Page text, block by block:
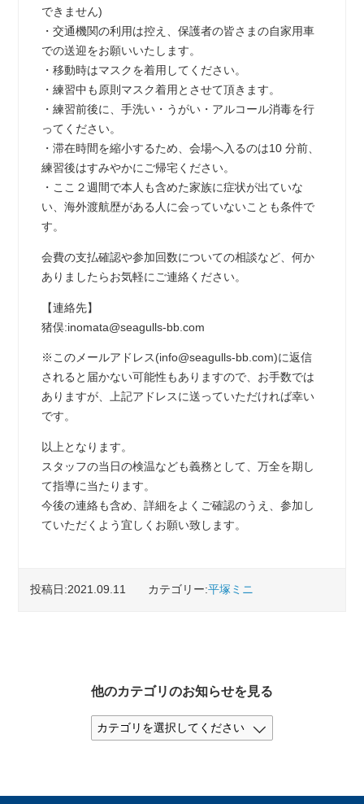
できません)
・交通機関の利用は控え、保護者の皆さまの自家用車
での送迎をお願いいたします。
・移動時はマスクを着用してください。
・練習中も原則マスク着用とさせて頂きます。
・練習前後に、手洗い・うがい・アルコール消毒を行
ってください。
・滞在時間を縮小するため、会場へ入るのは10 分前、
練習後はすみやかにご帰宅ください。
・ここ２週間で本人も含めた家族に症状が出ていな
い、海外渡航歴がある人に会っていないことも条件で
す。
会費の支払確認や参加回数についての相談など、何か
ありましたらお気軽にご連絡ください。
【連絡先】
猪俣:inomata@seagulls-bb.com
※このメールアドレス(info@seagulls-bb.com)に返信
されると届かない可能性もありますので、お手数では
ありますが、上記アドレスに送っていただければ幸い
です。
以上となります。
スタッフの当日の検温なども義務として、万全を期し
て指導に当たります。
今後の連絡も含め、詳細をよくご確認のうえ、参加し
ていただくよう宜しくお願い致します。
投稿日:2021.09.11 カテゴリー:平塚ミニ
他のカテゴリのお知らせを見る